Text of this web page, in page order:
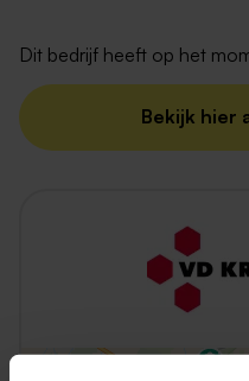
Dit bedrijf heeft op het
Bekijk hier